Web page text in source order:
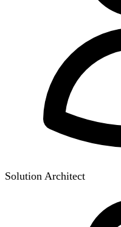
Solution Architect